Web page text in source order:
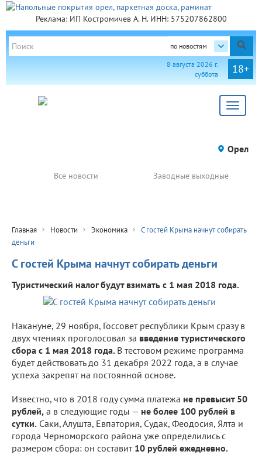
Реклама: ИП Костромичев А. Н. ИНН: 575207862800
по новостям
18+
8 августа 2026 г.
суббота
Toggle
Орел
Все новости Заводные выходные
Главная Новости Экономика
С гостей Крыма начнут собирать
деньги
С гостей Крыма начнут собирать деньги
Туристический налог будут взимать с 1 мая 2018 года.
Накануне, 29 ноября, Госсовет республики Крым сразу в
двух чтениях проголосовал за введение туристического
сбора с 1 мая 2018 года. В тестовом режиме программа
будет действовать до 31 декабря 2022 года, а в случае
успеха закрепят на постоянной основе.
Известно, что в 2018 году сумма платежа не превысит 50
рублей, а в следующие годы — не более 100 рублей в
сутки. Саки, Алушта, Евпатория, Судак, Феодосия, Ялта и
города Черноморского района уже определились с
размером сбора: он составит 10 рублей ежедневно.